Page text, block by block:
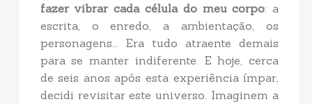
fazer vibrar cada célula do meu corpo: a
escrita, o enredo, a ambientação, os
personagens... Era tudo atraente demais
para se manter indiferente. E hoje, cerca
de seis anos após esta experiência ímpar,
decidi revisitar este universo. Imaginem a